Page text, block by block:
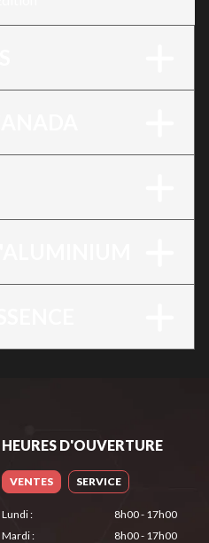
HEURES D'OUVERTURE
VENTES SERVICE
Lundi:
8h00 - 17h00
Mardi:
8h00 - 17h00